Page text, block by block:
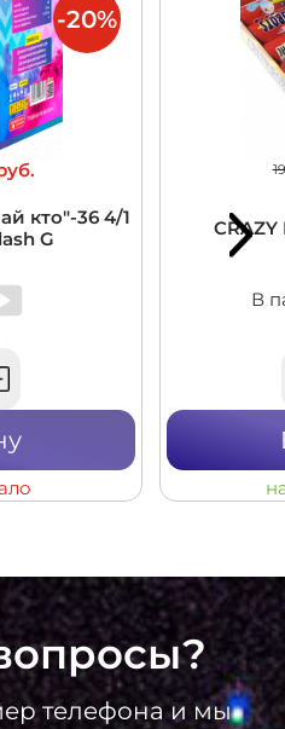
кто"-36 4/1
G
-20%
CRAZY
В
телефона и мы